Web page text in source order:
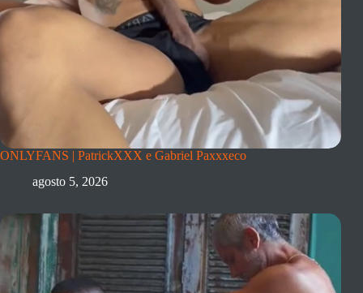
ONLYFANS | PatrickXXX e Gabriel Paxxxeco
agosto 5, 2026